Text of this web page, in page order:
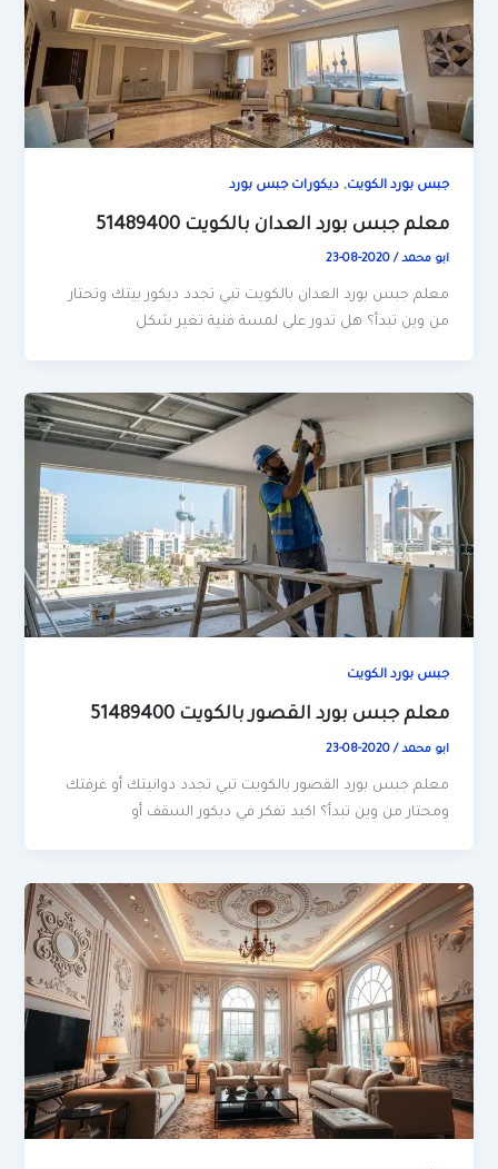
جبس بورد الكويت,ديكورات جبس بورد
معلم جبس بورد العدان بالكويت 51489400
ابو محمد/
2020-08-23
معلم جبس بورد العدان بالكويت تبي تجدد ديكور بيتك وتحتار
من وين تبدأ؟ هل تدور على لمسة فنية تغير شكل
جبس بورد الكويت
معلم جبس بورد القصور بالكويت 51489400
ابو محمد/
2020-08-23
معلم جبس بورد القصور بالكويت تبي تجدد دوانيتك أو غرفتك
ومحتار من وين تبدأ؟ اكيد تفكر في ديكور السقف أو